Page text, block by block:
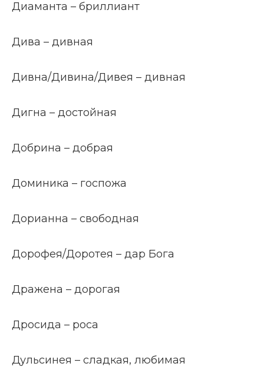
Диаманта – бриллиант
Дива – дивная
Дивна/Дивина/Дивея – дивная
Дигна – достойная
Добрина – добрая
Доминика – госпожа
Дорианна – свободная
Дорофея/Доротея – дар Бога
Дражена – дорогая
Дросида – роса
Дульсинея – сладкая, любимая